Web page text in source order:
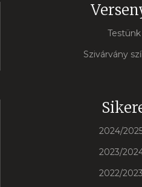
Szivárvány
2024/
2023/
2022/